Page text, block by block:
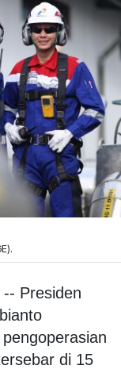
Presiden
di 15